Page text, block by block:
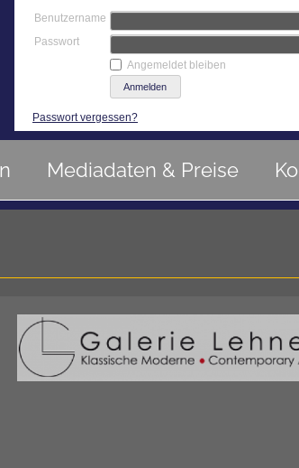
Benutzername
Passwort
Angemeldet bleiben
Passwort vergessen?
Mediadaten & Preise